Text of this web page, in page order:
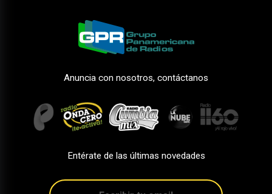
Anuncia con nosotros, contáctanos
Entérate de las últimas novedades